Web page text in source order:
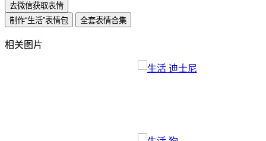
去微信获取表情
制作“生活”表情包
全套表情合集
相关图片